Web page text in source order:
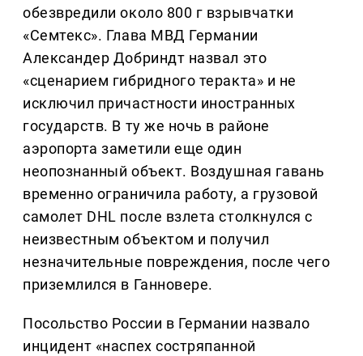
обезвредили около 800 г взрывчатки
«Семтекс». Глава МВД Германии
Александер Добриндт назвал это
«сценарием гибридного теракта» и не
исключил причастности иностранных
государств. В ту же ночь в районе
аэропорта заметили еще один
неопознанный объект. Воздушная гавань
временно ограничила работу, а грузовой
самолет DHL после взлета столкнулся с
неизвестным объектом и получил
незначительные повреждения, после чего
приземлился в Ганновере.
Посольство России в Германии назвало
инцидент «наспех состряпанной